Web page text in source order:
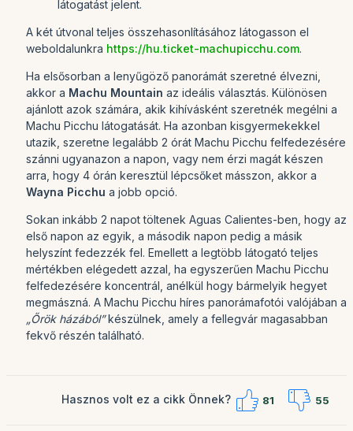
látogatást jelent.
A két útvonal teljes összehasonlításához látogasson el
weboldalunkra https://hu.ticket-machupicchu.com.
Ha elsősorban a lenyűgöző panorámát szeretné élvezni,
akkor a Machu Mountain az ideális választás. Különösen
ajánlott azok számára, akik kihívásként szeretnék megélni a
Machu Picchu látogatását. Ha azonban kisgyermekekkel
utazik, szeretne legalább 2 órát Machu Picchu felfedezésére
szánni ugyanazon a napon, vagy nem érzi magát készen
arra, hogy 4 órán keresztül lépcsőket másszon, akkor a
Wayna Picchu a jobb opció.
Sokan inkább 2 napot töltenek Aguas Calientes-ben, hogy az
első napon az egyik, a második napon pedig a másik
helyszínt fedezzék fel. Emellett a legtöbb látogató teljes
mértékben elégedett azzal, ha egyszerűen Machu Picchu
felfedezésére koncentrál, anélkül hogy bármelyik hegyet
megmászná. A Machu Picchu híres panorámafotói valójában a
„Őrök házából”készülnek, amely a fellegvár magasabban
fekvő részén található.
Hasznos volt ez a cikk Önnek? 81 55